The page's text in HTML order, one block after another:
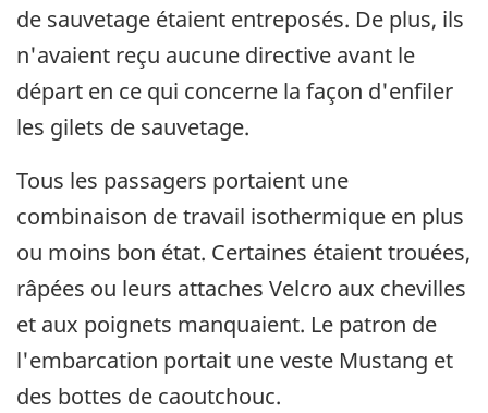
de sauvetage étaient entreposés. De plus, ils
n'avaient reçu aucune directive avant le
départ en ce qui concerne la façon d'enfiler
les gilets de sauvetage.
Tous les passagers portaient une
combinaison de travail isothermique en plus
ou moins bon état. Certaines étaient trouées,
râpées ou leurs attaches Velcro aux chevilles
et aux poignets manquaient. Le patron de
l'embarcation portait une veste Mustang et
des bottes de caoutchouc.